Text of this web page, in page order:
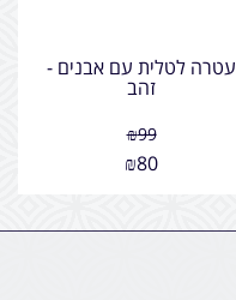
עטרה לטלית עם אבנים -
זהב
₪99
₪80